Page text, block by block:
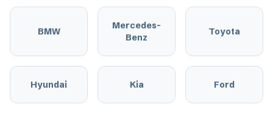
BMW
Mercedes-
Benz
Toyota
Hyundai Kia Ford